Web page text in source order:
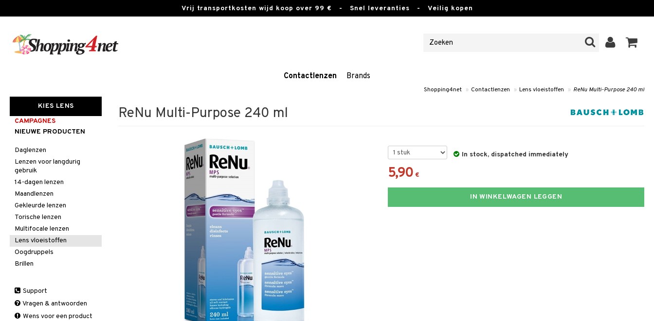
Vrij transportkosten wijd koop over 99 € - Snel leveranties - Veilig kopen
Contactlenzen Brands
Shopping4net » Contactlenzen » Lens vloeistoffen » ReNu Multi-Purpose 240 ml
ReNu Multi-Purpose 240 ml
In stock, dispatched immediately
5,90 €
IN WINKELWAGEN LEGGEN
KIES LENS
CAMPAGNES
NIEUWE PRODUCTEN
Daglenzen
Lenzen voor langdurig
gebruik
14-dagen lenzen
Maandlenzen
Gekleurde lenzen
Torische lenzen
Multifocale lenzen
Lens vloeistoffen
Oogdruppels
Brillen
Support
Vragen & antwoorden
Wens voor een product